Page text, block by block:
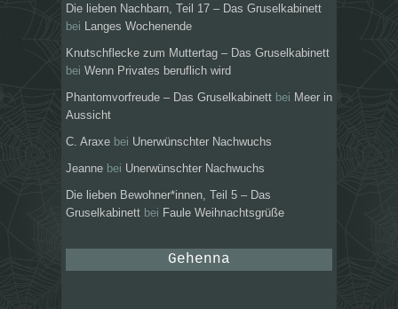
Die lieben Nachbarn, Teil 17 – Das Gruselkabinett
bei
Langes Wochenende
Knutschflecke zum Muttertag – Das Gruselkabinett
bei Wenn Privates beruflich wird
Phantomvorfreude – Das Gruselkabinett bei Meer in
Aussicht
C. Araxe bei Unerwünschter Nachwuchs
Jeanne bei Unerwünschter Nachwuchs
Die lieben Bewohner*innen, Teil 5 – Das
Gruselkabinett bei Faule Weihnachtsgrüße
Gehenna